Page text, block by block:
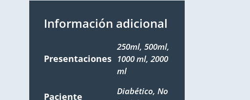
Información adicional
Presentaciones
250ml, 500ml,
1000 ml, 2000
ml
Paciente
Diabético, No